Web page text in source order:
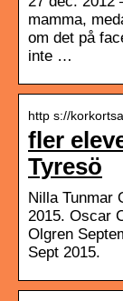
mamma,
om det på
inte …
http s://
fler
Tyresö
Nilla Tunmar
2015. Oscar
Olgren
Sept 2015.